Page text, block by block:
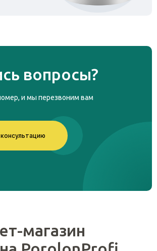
вопросы?
и мы перезвоним вам
магазин